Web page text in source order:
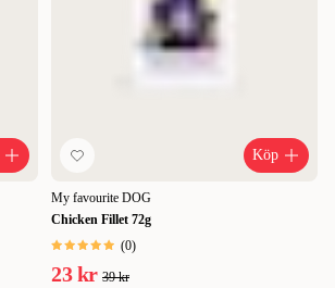
Köp
My favourite DOG
Chicken Fillet 72g
(0)
23 kr 39 kr